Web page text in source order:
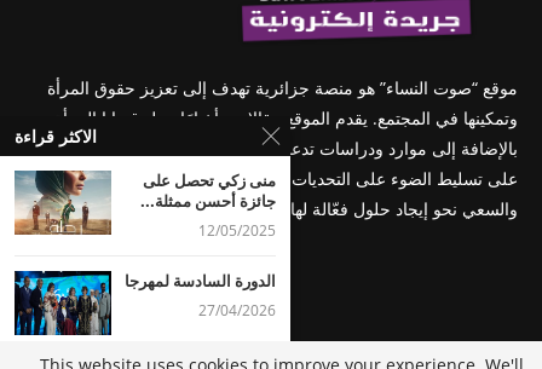
موقع “صوت النساء” هو منصة جزائرية تهدف إلى تعزيز حقوق المرأة
وتمكينها في المجتمع. يقدم الموقع مقالات وأخبارًا حول قضايا المرأة،
بالإضافة إلى موارد ودراسات تدعم المساواة بين الجنسين. كما يعمل
على تسليط الضوء على التحديات التي تواجهها النساء في الجزائر
والسعي نحو إيجاد حلول فعّالة لها.
الاكثر قراءة
منى زكي تحصل على
جائزة أحسن ممثلة...
12/05/2025
الدورة السادسة لمهرجان عنابة للفيلم المتوسطي من 24
27/04/2026